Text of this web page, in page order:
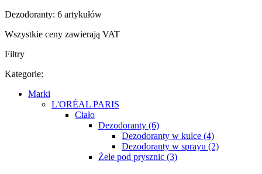
Dezodoranty: 6 artykułów
Wszystkie ceny zawierają VAT
Filtry
Kategorie:
Marki
L'ORÉAL PARIS
Ciało
Dezodoranty (6)
Dezodoranty w kulce (4)
Dezodoranty w sprayu (2)
Żele pod prysznic (3)